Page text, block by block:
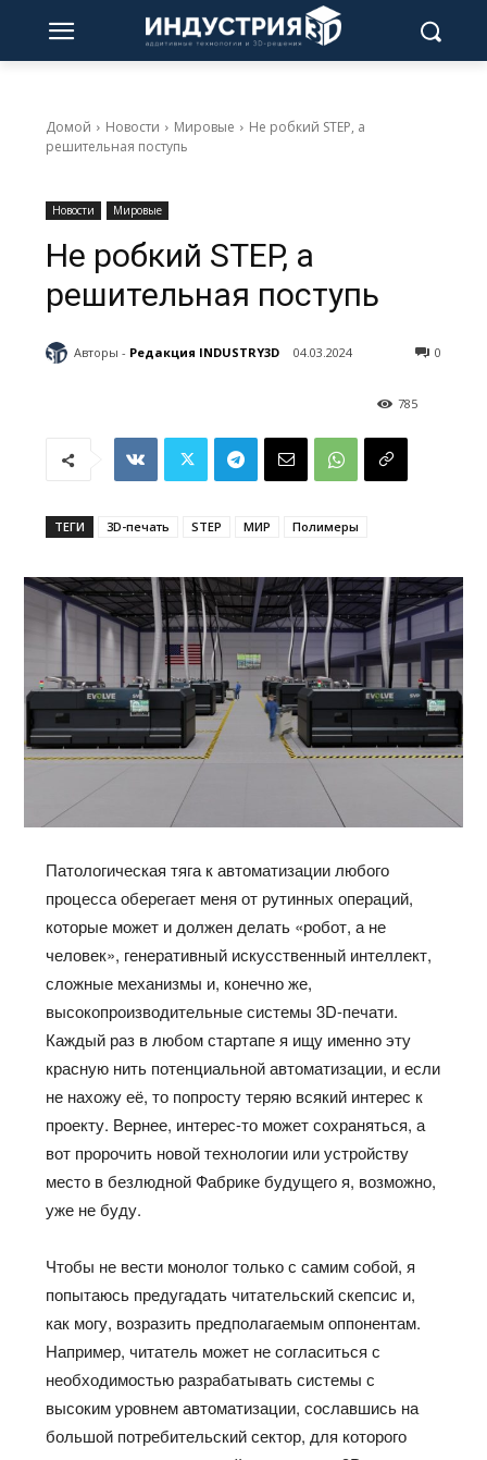
Домой Новости Мировые
Не робкий STEP, а
решительная поступь
Новости Мировые
Не робкий STEP, а
решительная поступь
Авторы - Редакция INDUSTRY3D 04.03.2024 0
785
ТЕГИ 3D-печать STEP МИР Полимеры
Патологическая тяга к автоматизации любого
процесса оберегает меня от рутинных операций,
которые может и должен делать «робот, а не
человек», генеративный искусственный интеллект,
сложные механизмы и, конечно же,
высокопроизводительные системы 3D-печати.
Каждый раз в любом стартапе я ищу именно эту
красную нить потенциальной автоматизации, и если
не нахожу её, то попросту теряю всякий интерес к
проекту. Вернее, интерес-то может сохраняться, а
вот пророчить новой технологии или устройству
место в безлюдной Фабрике будущего я, возможно,
уже не буду.
Чтобы не вести монолог только с самим собой, я
попытаюсь предугадать читательский скепсис и,
как могу, возразить предполагаемым оппонентам.
Например, читатель может не согласиться с
необходимостью разрабатывать системы с
высоким уровнем автоматизации, сославшись на
большой потребительский сектор, для которого